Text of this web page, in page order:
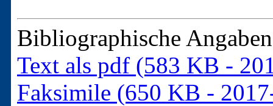
Bibliographische
Text als pdf (583 KB -
Faksimile (650 KB -